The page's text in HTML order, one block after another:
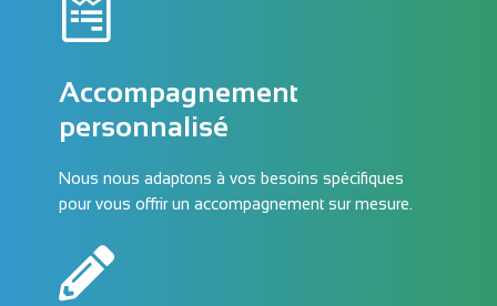
Accompagnement
personnalisé
Nous nous adaptons à vos besoins spécifiques
pour vous offrir un accompagnement sur mesure.